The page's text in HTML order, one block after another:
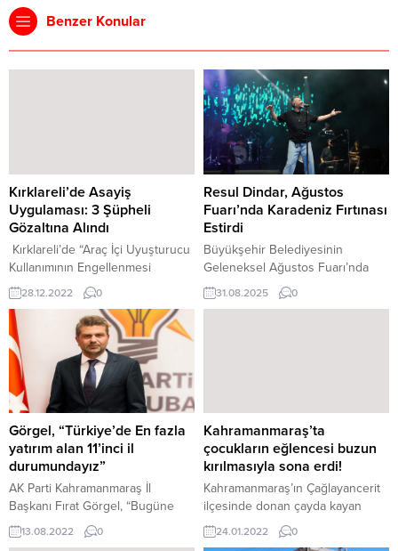
Benzer Konular
Kırklareli’de Asayiş
Uygulaması: 3 Şüpheli
Gözaltına Alındı
Kırklareli’de “Araç İçi Uyuşturucu
Kullanımının Engellenmesi
Uygulaması” çerçevesinde 3
şüpheli gözaltına alındı. Alınan
bilgiye göre, Kırklareli Emniyet
Müdürlüğüne bağlı Narkotik
Suçlarla Mücadele Şube
Müdürlüğünce, ülke genelinde
“Araç İçi Uyuşturucu Kullanımının
Engellenmesi Uygulaması”
çerçevesinde merkez ve
ilçelerde uygulamalar yapıldı.
Uygulamalarda 300 araç ve 622
kişi denetlenirken, bazı araçlar ve
şüphelilerin üst...
28.12.2022 0
Resul Dindar, Ağustos
Fuarı’nda Karadeniz Fırtınası
Estirdi
Büyükşehir Belediyesinin
Geleneksel Ağustos Fuarı’nda
sahne alan Resul Dindar,
Karadeniz müziğinin sevilen
olarak hafızalara kazındı.
Kahramanmaraş Büyükşehir
Belediyesinin düzenlediği
Geleneksel Ağustos Fuarı, final
gününe yaklaşırken birbirinden
özel etkinliklerle şehre renk
katmayı sürdürüyor. Bu
kapsamda...
31.08.2025 0
Görgel, “Türkiye’de En fazla
yatırım alan 11’inci il
durumundayız”
AK Parti Kahramanmaraş İl
Başkanı Fırat Görgel, “Bugüne
kadar Türkiye’de en fazla yatırım
alan 11’inci il durumundayız. Eski
13.08.2022 0
Kahramanmaraş’ta
çocukların eğlencesi buzun
kırılmasıyla sona erdi!
Kahramanmaraş’ın Çağlayancerit
ilçesinde donan çayda kayan
çocukların, oyunu buzun
kırılmasıyla sona erdi. İlçeye bağlı
24.01.2022 0